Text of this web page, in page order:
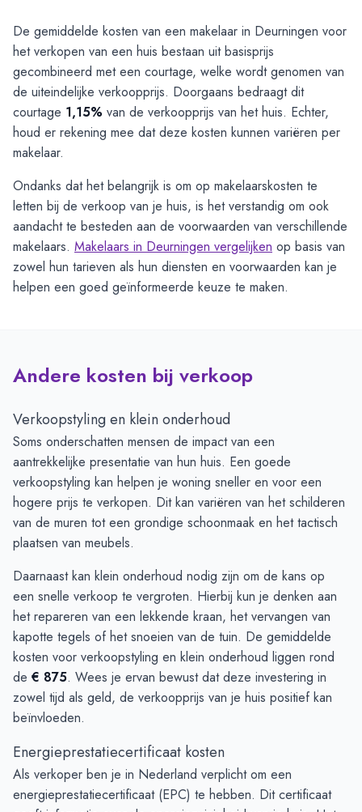
De gemiddelde kosten van een makelaar in Deurningen voor
het verkopen van een huis bestaan uit basisprijs
gecombineerd met een courtage, welke wordt genomen van
de uiteindelijke verkoopprijs. Doorgaans bedraagt dit
courtage 1,15% van de verkoopprijs van het huis. Echter,
houd er rekening mee dat deze kosten kunnen variëren per
makelaar.
Ondanks dat het belangrijk is om op makelaarskosten te
letten bij de verkoop van je huis, is het verstandig om ook
aandacht te besteden aan de voorwaarden van verschillende
makelaars. Makelaars in Deurningen vergelijken op basis van
zowel hun tarieven als hun diensten en voorwaarden kan je
helpen een goed geïnformeerde keuze te maken.
Andere kosten bij verkoop
Verkoopstyling en klein onderhoud
Soms onderschatten mensen de impact van een
aantrekkelijke presentatie van hun huis. Een goede
verkoopstyling kan helpen je woning sneller en voor een
hogere prijs te verkopen. Dit kan variëren van het schilderen
van de muren tot een grondige schoonmaak en het tactisch
plaatsen van meubels.
Daarnaast kan klein onderhoud nodig zijn om de kans op
een snelle verkoop te vergroten. Hierbij kun je denken aan
het repareren van een lekkende kraan, het vervangen van
kapotte tegels of het snoeien van de tuin. De gemiddelde
kosten voor verkoopstyling en klein onderhoud liggen rond
de € 875. Wees je ervan bewust dat deze investering in
zowel tijd als geld, de verkoopprijs van je huis positief kan
beïnvloeden.
Energieprestatiecertificaat kosten
Als verkoper ben je in Nederland verplicht om een
energieprestatiecertificaat (EPC) te hebben. Dit certificaat